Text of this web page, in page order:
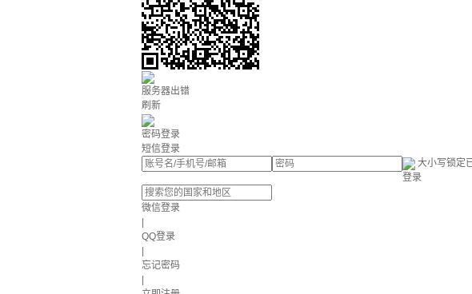
服务器出错
刷新
密码登录
短信登录
大小写锁定
登录
微信登录
QQ登录
忘记密码